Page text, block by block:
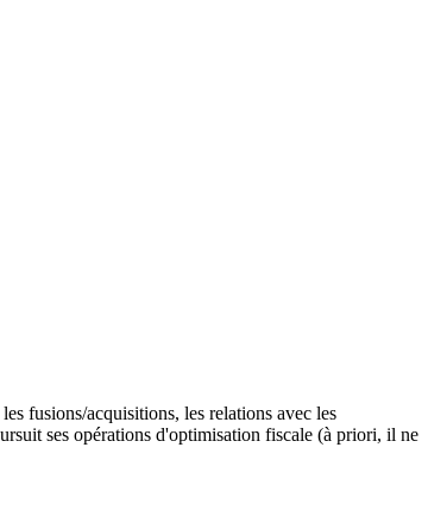
fusions/acquisitions, les relations avec les
ses opérations d'optimisation fiscale (à priori, il ne